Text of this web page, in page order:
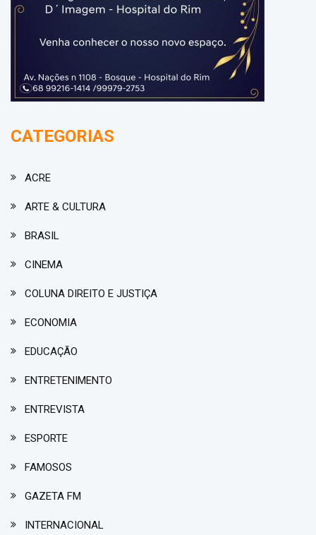
CATEGORIAS
ACRE
ARTE & CULTURA
BRASIL
CINEMA
COLUNA DIREITO E JUSTIÇA
ECONOMIA
EDUCAÇÃO
ENTRETENIMENTO
ENTREVISTA
ESPORTE
FAMOSOS
GAZETA FM
INTERNACIONAL